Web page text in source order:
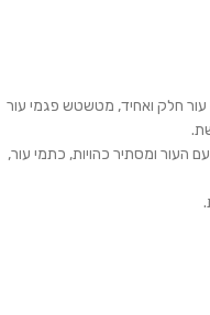
עור חלק ואחיד, מטשטש פגמי עור
ומסתיר כהויות, כתמי עור,